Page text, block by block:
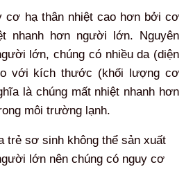
cơ hạ thân nhiệt cao hơn bởi cơ
nhanh hơn người lớn. Nguyên
lớn, chúng có nhiều da (diện
với kích thước (khối lượng cơ
là chúng mất nhiệt nhanh hơn
môi trường lạnh.
trẻ sơ sinh không thể sản xuất
lớn nên chúng có nguy cơ